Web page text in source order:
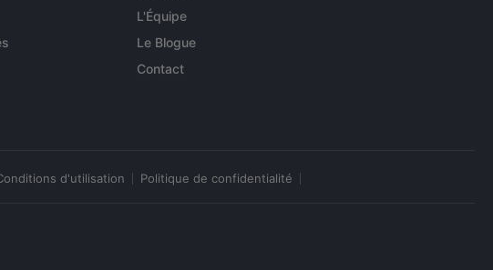
L'Équipe
Le Blogue
Contact
d'utilisation Politique de confidentialité